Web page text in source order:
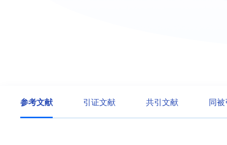
参考文献 引证文献 共引文献 同